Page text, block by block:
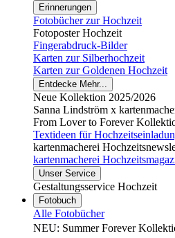
Erinnerungen
Fotobücher zur Hochzeit
Fotoposter Hochzeit
Fingerabdruck-Bilder
Karten zur Silberhochzeit
Karten zur Goldenen Hochzeit
Entdecke Mehr...
Neue Kollektion 2025/2026
Sanna Lindström x
From Lover to Forever
Textideen für
kartenmacherei
kartenmacherei
Unser Service
Gestaltungsservice Hochzeit
Fotobuch
Alle Fotobücher
NEU: Summer Forever